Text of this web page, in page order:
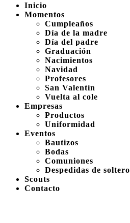
Inicio
Momentos
Cumpleaños
Día de la madre
Día del padre
Graduación
Nacimientos
Navidad
Profesores
San Valentín
Vuelta al cole
Empresas
Productos
Uniformidad
Eventos
Bautizos
Bodas
Comuniones
Despedidas de soltero
Scouts
Contacto